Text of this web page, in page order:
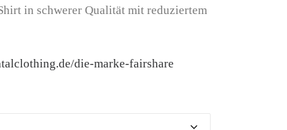
in schwerer Qualität mit reduziertem
die-marke-fairshare